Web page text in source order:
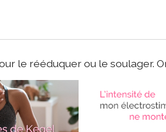
le rééduquer ou le soulager.